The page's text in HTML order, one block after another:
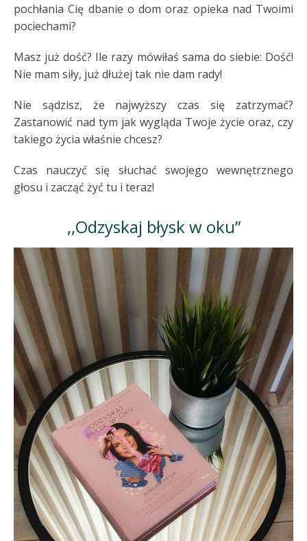
pochłania Cię dbanie o dom oraz opieka nad Twoimi
pociechami?
Masz już dość? Ile razy mówiłaś sama do siebie: Dość!
Nie mam siły, już dłużej tak nie dam rady!
Nie sądzisz, że najwyższy czas się zatrzymać?
Zastanowić nad tym jak wygląda Twoje życie oraz, czy
takiego życia właśnie chcesz?
Czas nauczyć się słuchać swojego wewnętrznego
głosu i zacząć żyć tu i teraz!
,,Odzyskaj błysk w oku”